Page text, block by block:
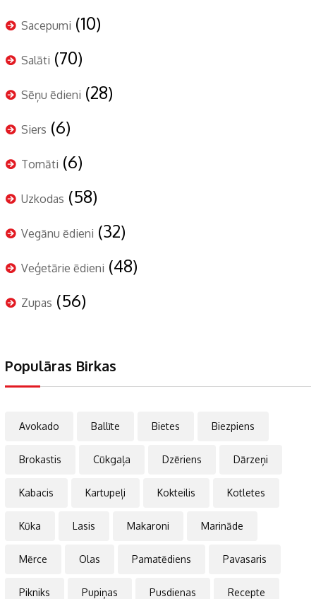
Sacepumi (10)
Salāti (70)
Sēņu ēdieni (28)
Siers (6)
Tomāti (6)
Uzkodas (58)
Vegānu ēdieni (32)
Veģetārie ēdieni (48)
Zupas (56)
Populāras Birkas
Avokado Ballīte Bietes Biezpiens
Brokastis Cūkgaļa Dzēriens Dārzeņi
Kabacis Kartupeļi Kokteilis Kotletes
Kūka Lasis Makaroni Marināde
Mērce Olas Pamatēdiens Pavasaris
Pikniks Pupiņas Pusdienas Recepte